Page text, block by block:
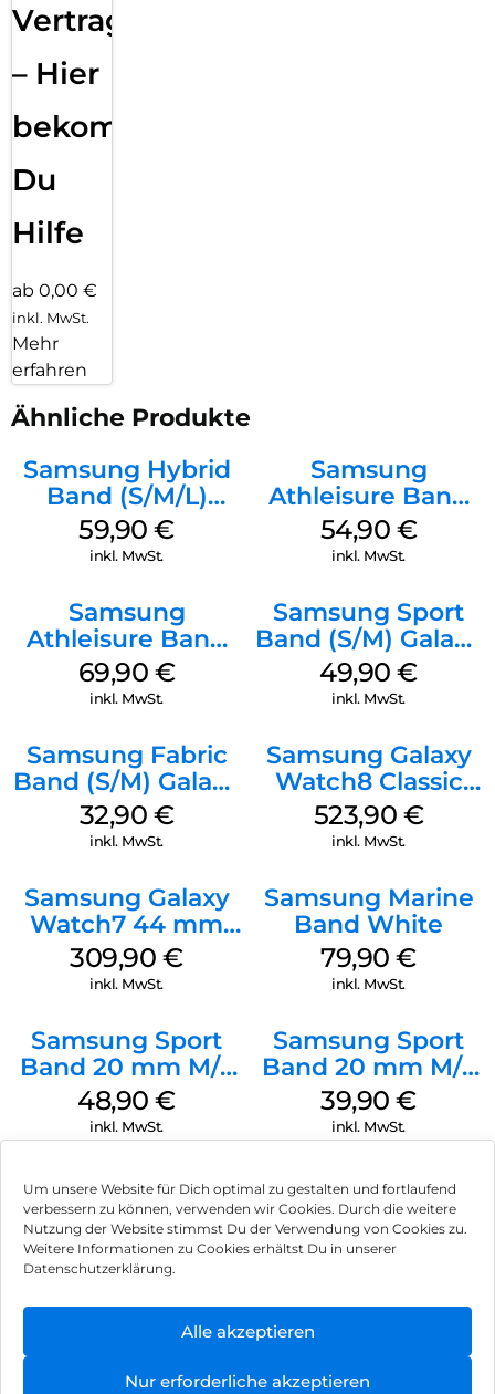
Um unsere Website für Dich optimal zu gestalten und fortlaufend
verbessern zu können, verwenden wir Cookies. Durch die weitere
Nutzung der Website stimmst Du der Verwendung von Cookies zu.
Weitere Informationen zu Cookies erhältst Du in unserer
Datenschutzerklärung.
Alle akzeptieren
Nur erforderliche akzeptieren
Vertragsabwicklung
– Hier
bekommst
Du
Hilfe
ab 0,00 €
inkl. MwSt.
Mehr
erfahren
Ähnliche Produkte
Samsung Hybrid
Band (S/M/L)
Galaxy
Watch8/Watch8
59,90€
inkl. MwSt.
Samsung
Athleisure Band
(S/M) Galaxy
Watch8/Watch8
54,90 €
inkl. MwSt.
Samsung
Athleisure Band
(M/L) Galaxy
Watch8/Watch8
69,90 €
inkl. MwSt.
Samsung Sport
Band (S/M) Galaxy
Watch8/Watch8
Classic Graphite
49,90€
inkl. MwSt.
Samsung Fabric
Band (S/M) Galaxy
Watch8/Watch8
Classic Red
32,90 €
inkl. MwSt.
Samsung Galaxy
Watch8 Classic
White
523,90 €
inkl. MwSt.
Samsung Galaxy
Watch7 44 mm
Green
309,90€
inkl. MwSt.
Samsung Marine
Band White
79,90€
inkl. MwSt.
Samsung Sport
Band 20 mm M/L
Galaxy Watch
Series Silber
48,90€
inkl. MwSt.
Samsung Sport
Band 20 mm M/L
Galaxy Watch4
Serie Graphite
39,90€
inkl. MwSt.
Impressum